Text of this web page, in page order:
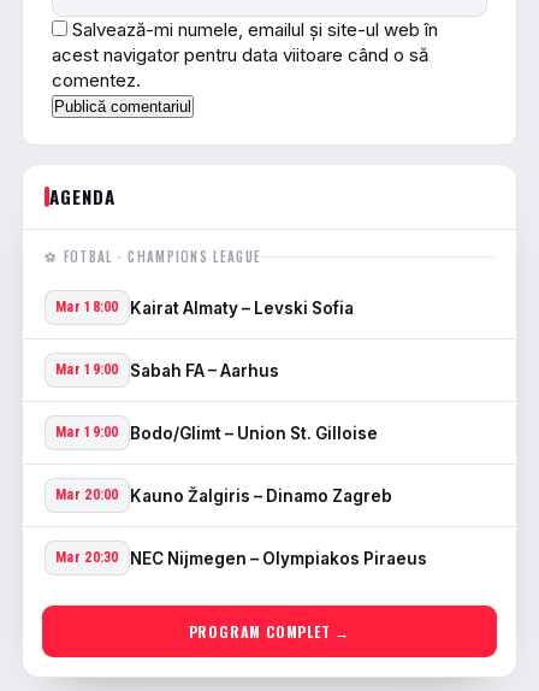
Salvează-mi numele, emailul și site-ul web în
acest navigator pentru data viitoare când o să
comentez.
AGENDA
⚽ FOTBAL · CHAMPIONS LEAGUE
Mar 18:00 Kairat Almaty – Levski Sofia
Mar 19:00 Sabah FA – Aarhus
Mar 19:00 Bodo/Glimt – Union St. Gilloise
Mar 20:00 Kauno Žalgiris – Dinamo Zagreb
Mar 20:30 NEC Nijmegen – Olympiakos Piraeus
PROGRAM COMPLET →